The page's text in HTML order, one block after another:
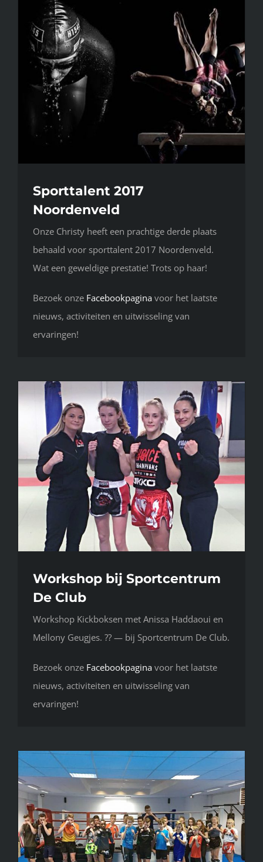
Sporttalent 2017
Noordenveld
Onze Christy heeft een prachtige derde plaats
behaald voor sporttalent 2017 Noordenveld.
Wat een geweldige prestatie! Trots op haar!
Bezoek onze Facebookpagina voor het laatste
nieuws, activiteiten en uitwisseling van
ervaringen!
Workshop bij Sportcentrum
De Club
Workshop Kickboksen met Anissa Haddaoui en
Mellony Geugjes. ?? — bij Sportcentrum De Club.
Bezoek onze Facebookpagina voor het laatste
nieuws, activiteiten en uitwisseling van
ervaringen!